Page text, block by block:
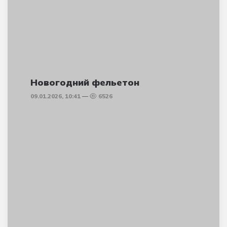
Новогодний фельетон
09.01.2026, 10:41 6526